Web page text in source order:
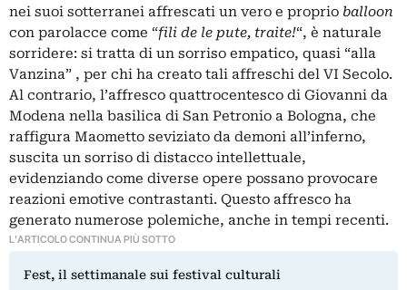
nei suoi sotterranei affrescati un vero e proprio balloon
con parolacce come “fili de le pute, traite!“, è naturale
sorridere: si tratta di un sorriso empatico, quasi “alla
Vanzina” , per chi ha creato tali affreschi del VI Secolo.
Al contrario, l’affresco quattrocentesco di Giovanni da
Modena nella basilica di San Petronio a Bologna, che
raffigura Maometto seviziato da demoni all’inferno,
suscita un sorriso di distacco intellettuale,
evidenziando come diverse opere possano provocare
reazioni emotive contrastanti. Questo affresco ha
generato numerose polemiche, anche in tempi recenti.
L'ARTICOLO CONTINUA PIÙ SOTTO
Fest, il settimanale sui festival culturali